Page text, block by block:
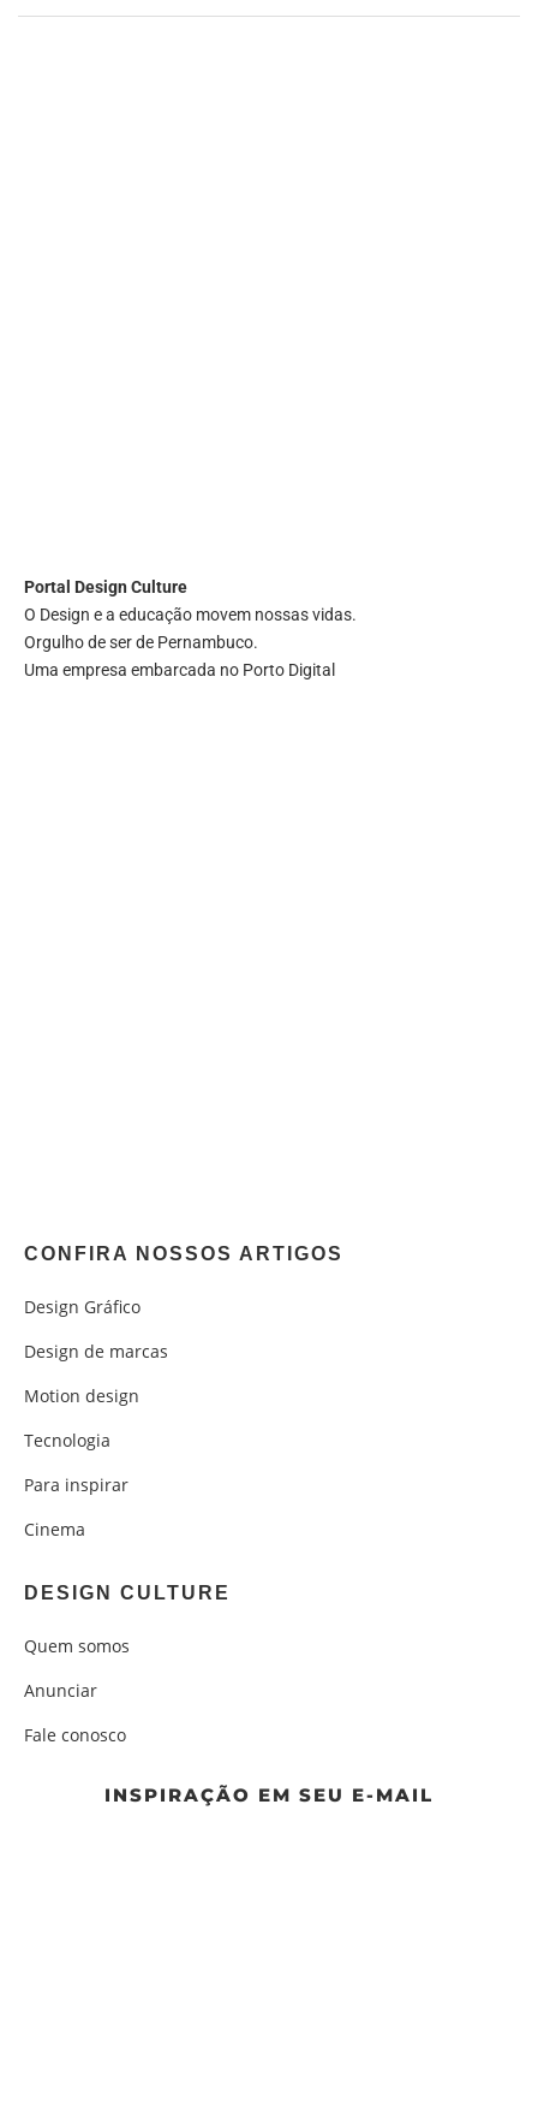
Portal Design Culture
O Design e a educação movem nossas vidas.
Orgulho de ser de Pernambuco.
Uma empresa embarcada no Porto Digital
CONFIRA NOSSOS ARTIGOS
Design Gráfico
Design de marcas
Motion design
Tecnologia
Para inspirar
Cinema
DESIGN CULTURE
Quem somos
Anunciar
Fale conosco
INSPIRAÇÃO EM SEU E-MAIL